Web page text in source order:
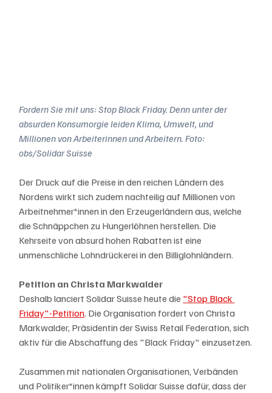
Fordern Sie mit uns: Stop Black Friday. Denn unter der
absurden Konsumorgie leiden Klima, Umwelt, und
Millionen von Arbeiterinnen und Arbeitern. Foto:
obs/Solidar Suisse
Der Druck auf die Preise in den reichen Ländern des
Nordens wirkt sich zudem nachteilig auf Millionen von
Arbeitnehmer*innen in den Erzeugerländern aus, welche
die Schnäppchen zu Hungerlöhnen herstellen. Die
Kehrseite von absurd hohen Rabatten ist eine
unmenschliche Lohndrückerei in den Billiglohnländern.
Petition an Christa Markwalder
Deshalb lanciert Solidar Suisse heute die "Stop Black
Friday"-Petition. Die Organisation fordert von Christa
Markwalder, Präsidentin der Swiss Retail Federation, sich
aktiv für die Abschaffung des "Black Friday" einzusetzen.
Zusammen mit nationalen Organisationen, Verbänden
und Politiker*innen kämpft Solidar Suisse dafür, dass der